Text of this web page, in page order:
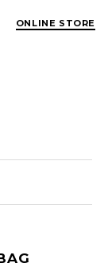
ONLINE STORE